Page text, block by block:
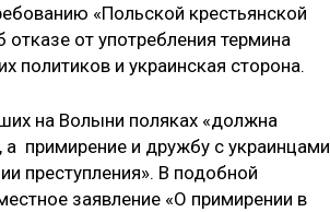
«Польской крестьянской
от употребления термина
политиков и украинская сторона.
на Волыни поляках «должна
а примирение и дружбу с украинцами
преступления». В подобной
заявление «О примирении в